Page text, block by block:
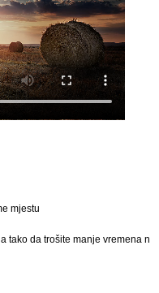
mjestu
tako da trošite manje vremena